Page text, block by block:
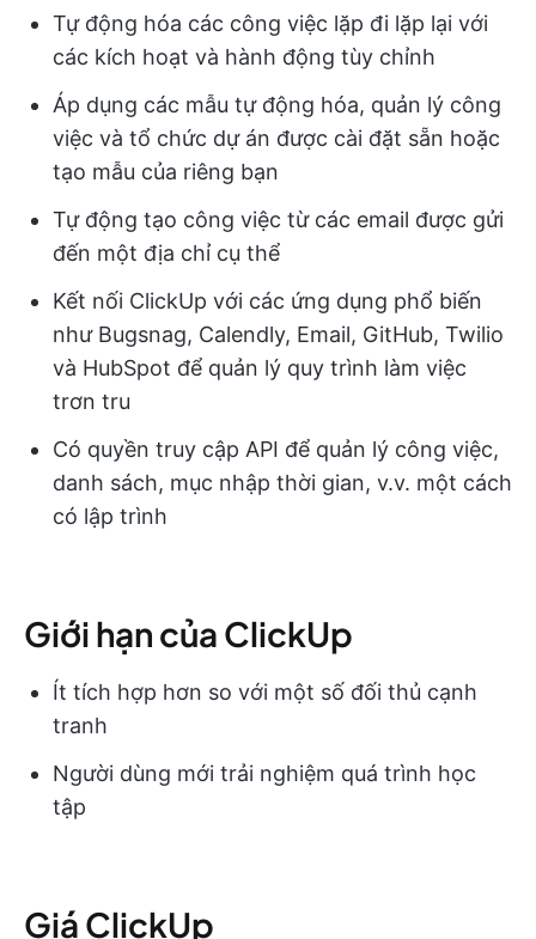
Tự động hóa các công việc lặp đi lặp lại với
các kích hoạt và hành động tùy chỉnh
Áp dụng các mẫu tự động hóa, quản lý công
việc và tổ chức dự án được cài đặt sẵn hoặc
tạo mẫu của riêng bạn
Tự động tạo công việc từ các email được gửi
đến một địa chỉ cụ thể
Kết nối ClickUp với các ứng dụng phổ biến
như Bugsnag, Calendly, Email, GitHub, Twilio
và HubSpot để quản lý quy trình làm việc
trơn tru
Có quyền truy cập API để quản lý công việc,
danh sách, mục nhập thời gian, v.v. một cách
có lập trình
Giới hạn của ClickUp
Ít tích hợp hơn so với một số đối thủ cạnh
tranh
Người dùng mới trải nghiệm quá trình học
tập
Giá ClickUp